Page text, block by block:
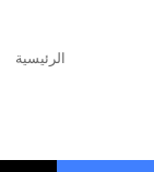
الرئيسية